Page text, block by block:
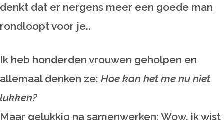
denkt dat er nergens meer een goede man
rondloopt voor je..
Ik heb honderden vrouwen geholpen en
allemaal denken ze: Hoe kan het me nu niet
lukken?
Maar gelukkig na samenwerken: Wow, ik wist